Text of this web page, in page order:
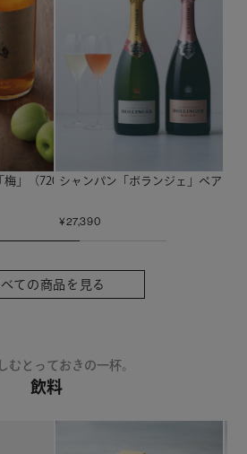
」（720ml）〈専用箱入り〉
シャンパン「ボランジェ」ペアセ
¥27,390
ての商品を見る
むとっておきの一杯。
飲料